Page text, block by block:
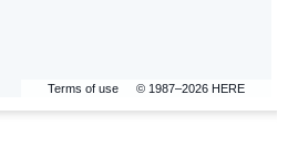
Terms of use © 1987–2026 HERE